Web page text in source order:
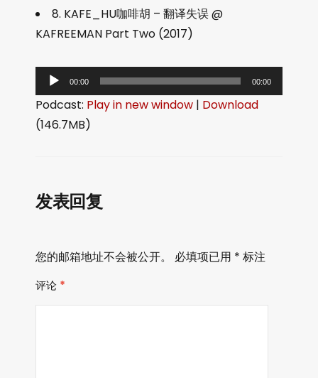
8. KAFE_HU咖啡胡 – 翻译失误 @
KAFREEMAN Part Two (2017)
频
播
放
00:00 00:00
Podcast: Play in new window | Download
(146.7MB)
发表回复
您的邮箱地址不会被公开。 必填项已用 * 标注
评论 *